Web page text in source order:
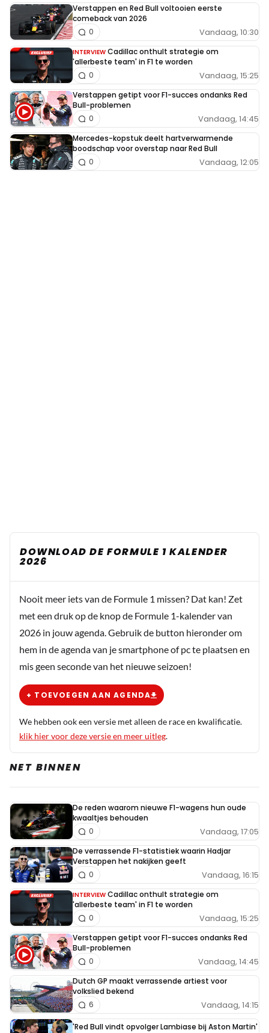
Verstappen en Red Bull voltooien eerste
comeback van 2026
Vandaag, 10:30
0
INTERVIEW Cadillac onthult strategie om
'allerbeste team' in F1 te worden
Vandaag, 15:25
0
Verstappen getipt voor F1-succes ondanks Red
Bull-problemen
Vandaag, 14:45
0
Mercedes-kopstuk deelt hartverwarmende
boodschap voor overstap naar Red Bull
Vandaag, 12:05
0
DOWNLOAD DE FORMULE 1 KALENDER
2026
Nooit meer iets van de Formule 1 missen? Dat kan! Zet
met een druk op de knop de Formule 1-kalender van
2026 in jouw agenda. Gebruik de button hieronder om
hem in de agenda van je smartphone of pc te plaatsen en
mis geen seconde van het nieuwe seizoen!
+ TOEVOEGEN AAN AGENDA
We hebben ook een versie met alleen de race en kwalificatie.
klik hier voor deze versie en meer uitleg.
NET BINNEN
De reden waarom nieuwe F1-wagens hun oude
kwaaltjes behouden
Vandaag, 17:05
0
De verrassende F1-statistiek waarin Hadjar
Verstappen het nakijken geeft
Vandaag, 16:15
0
INTERVIEW Cadillac onthult strategie om
'allerbeste team' in F1 te worden
Vandaag, 15:25
0
Verstappen getipt voor F1-succes ondanks Red
Bull-problemen
Vandaag, 14:45
0
Dutch GP maakt verrassende artiest voor
volkslied bekend
Vandaag, 14:15
6
'Red Bull vindt opvolger Lambiase bij Aston Martin'